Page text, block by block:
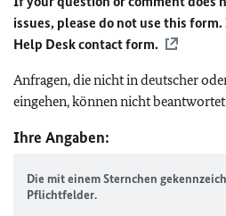
issues, please do not use this
Help Desk contact form.
Anfragen, die nicht in deutscher
eingehen, können nicht
Ihre Angaben:
Die mit einem Sternchen
Pflichtfelder.